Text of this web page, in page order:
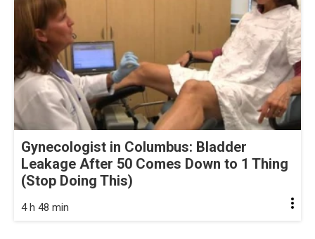
Gynecologist in Columbus: Bladder
Leakage After 50 Comes Down to 1 Thing
(Stop Doing This)
4 h 48 min